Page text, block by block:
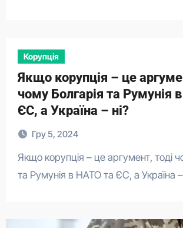
Корупція
Якщо корупція – це
чому Болгарія та Румунія
ЄС, а Україна – ні?
Гру 5, 2024
Якщо корупція – це аргумент, тоді чому Болгарія
та Румунія в НАТО та ЄС, а Україна –